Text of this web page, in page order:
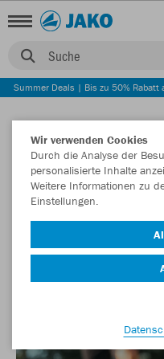
Suche
Summer Deals | Bis zu 50% Rabatt
Wir verwenden Cookies
Durch die Analyse der
personalisierte Inhalte
Weitere Informationen zu
Einstellungen.